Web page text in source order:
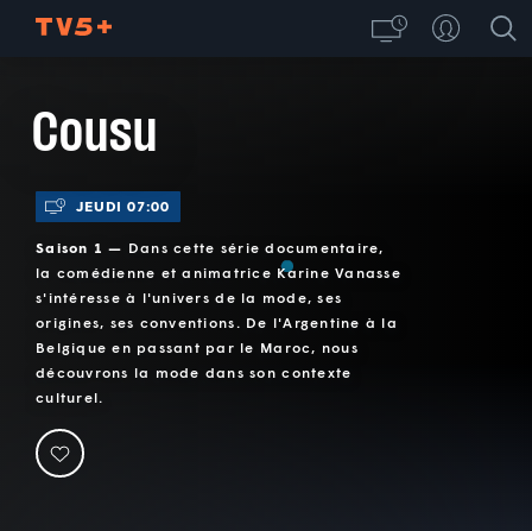
Cousu
JEUDI 07:00
Saison 1 — Dans cette série documentaire,
la comédienne et animatrice Karine Vanasse
s'intéresse à l'univers de la mode, ses
origines, ses conventions. De l'Argentine à la
Belgique en passant par le Maroc, nous
découvrons la mode dans son contexte
culturel.